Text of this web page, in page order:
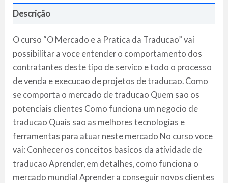
quantidade
Descrição
O curso “O Mercado e a Pratica da Traducao” vai
possibilitar a voce entender o comportamento dos
contratantes deste tipo de servico e todo o processo
de venda e execucao de projetos de traducao. Como
se comporta o mercado de traducao Quem sao os
potenciais clientes Como funciona um negocio de
traducao Quais sao as melhores tecnologias e
ferramentas para atuar neste mercado No curso voce
vai: Conhecer os conceitos basicos da atividade de
traducao Aprender, em detalhes, como funciona o
mercado mundial Aprender a conseguir novos clientes